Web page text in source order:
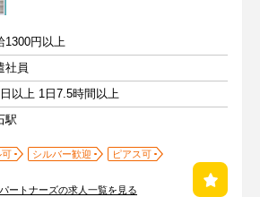
1300円以上
社員
以上 1日7.5時間以上
駅
可 シルバー歓迎
ピアス可
ートナーズの求人一覧を見る